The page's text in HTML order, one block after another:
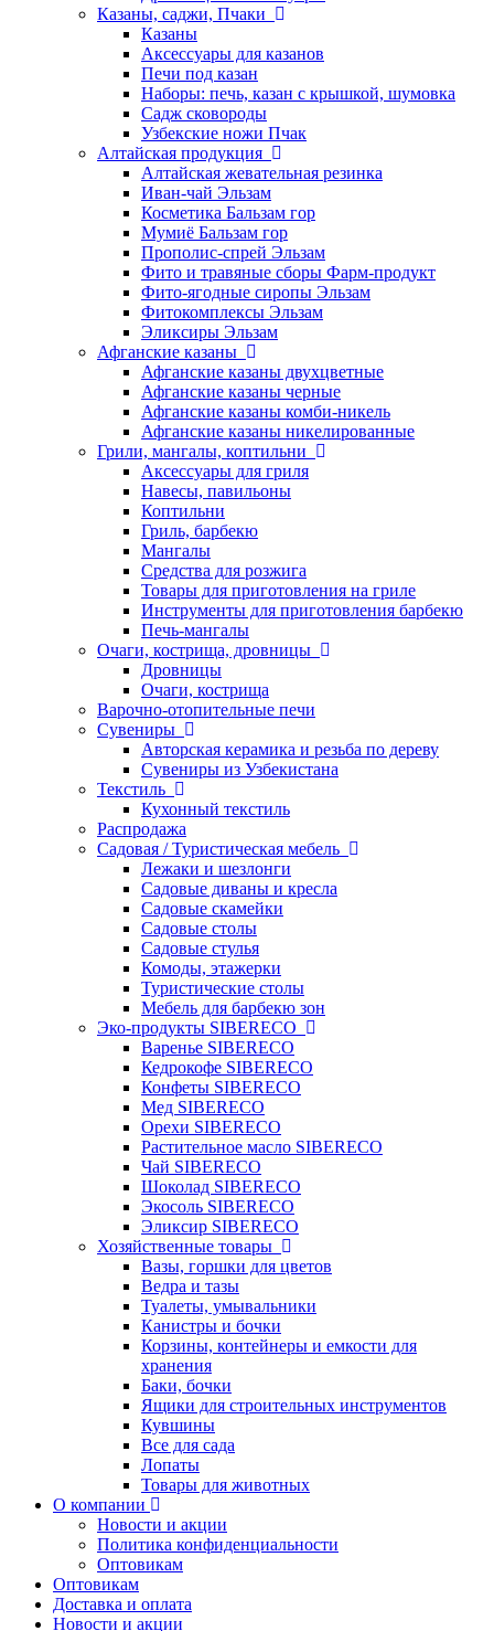
Казаны, саджи, Пчаки
Казаны
Аксессуары для казанов
Печи под казан
Наборы: печь, казан с крышкой, шумовка
Садж сковороды
Узбекские ножи Пчак
Алтайская продукция
Алтайская жевательная резинка
Иван-чай Эльзам
Косметика Бальзам гор
Мумиё Бальзам гор
Прополис-спрей Эльзам
Фито и травяные сборы Фарм-продукт
Фито-ягодные сиропы Эльзам
Фитокомплексы Эльзам
Эликсиры Эльзам
Афганские казаны
Афганские казаны двухцветные
Афганские казаны черные
Афганские казаны комби-никель
Афганские казаны никелированные
Грили, мангалы, коптильни
Аксессуары для гриля
Навесы, павильоны
Коптильни
Гриль, барбекю
Мангалы
Средства для розжига
Товары для приготовления на гриле
Инструменты для приготовления барбекю
Печь-мангалы
Очаги, кострища, дровницы
Дровницы
Очаги, кострища
Варочно-отопительные печи
Сувениры
Авторская керамика и резьба по дереву
Сувениры из Узбекистана
Текстиль
Кухонный текстиль
Распродажа
Садовая / Туристическая мебель
Лежаки и шезлонги
Садовые диваны и кресла
Садовые скамейки
Садовые столы
Садовые стулья
Комоды, этажерки
Туристические столы
Мебель для барбекю зон
Эко-продукты SIBERECO
Варенье SIBERECO
Кедрокофе SIBERECO
Конфеты SIBERECO
Мед SIBERECO
Орехи SIBERECO
Растительное масло SIBERECO
Чай SIBERECO
Шоколад SIBERECO
Экосоль SIBERECO
Эликсир SIBERECO
Хозяйственные товары
Вазы, горшки для цветов
Ведра и тазы
Туалеты, умывальники
Канистры и бочки
Корзины, контейнеры и емкости для
хранения
Баки, бочки
Ящики для строительных инструментов
Кувшины
Все для сада
Лопаты
Товары для животных
О компании
Новости и акции
Политика конфиденциальности
Оптовикам
Оптовикам
Доставка и оплата
Новости и акции